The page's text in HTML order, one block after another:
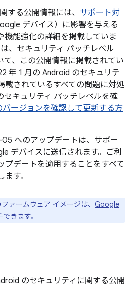
する公開情報には、 サポート対
デバイス）に影響を与える
機能強化の詳細を掲載していま
、セキュリティ パッチレベル
、この公開情報に掲載されてい
年 1 月の Android のセキュリテ
載されているすべての問題に対処
セキュリティ パッチレベルを確
バージョンを確認して更新する方
へのアップデートは、サポー
デバイスに送信されます。ご利
プデートを適用することをすべて
す。
ァームウェア イメージは、 Google
できます。
のセキュリティに関する公開